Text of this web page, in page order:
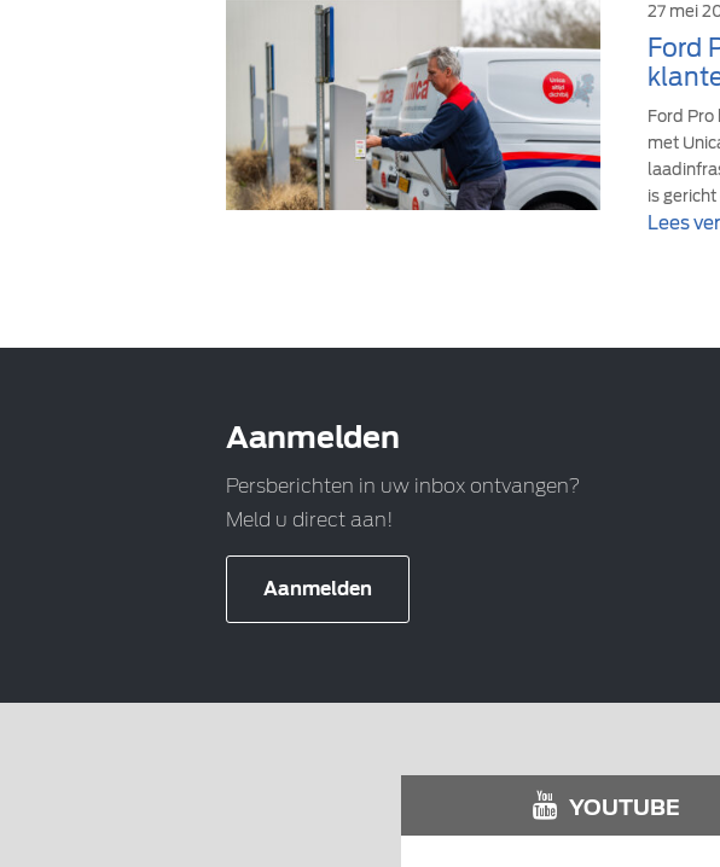
27 mei
Ford
Ford Pro
met
is
Lees
Aanmelden
Persberichten in uw inbox ontvangen?
Meld u direct aan!
Aanmelden
YOUTUBE